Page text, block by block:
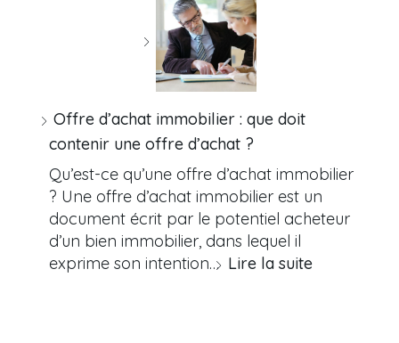
Offre d’achat immobilier : que doit
contenir une offre d’achat ?
Qu’est-ce qu’une offre d’achat immobilier
? Une offre d’achat immobilier est un
document écrit par le potentiel acheteur
d’un bien immobilier, dans lequel il
exprime son intention… Lire la suite